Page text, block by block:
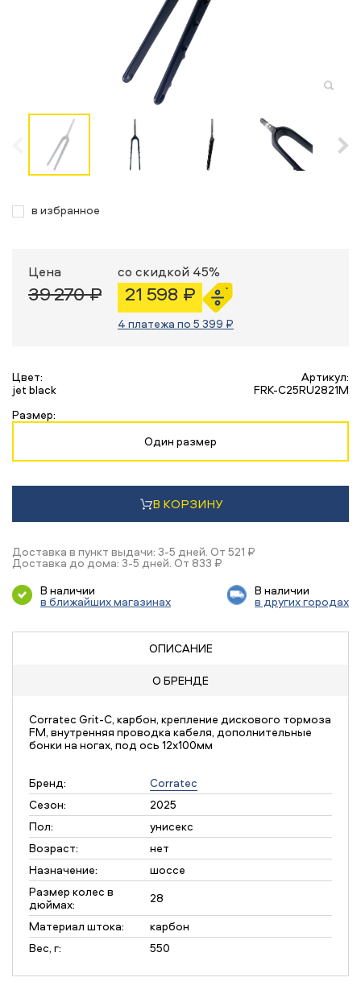
в избранное
Цена
39 270 ₽
со скидкой 45%
21 598 ₽
4 платежа по 5 399 ₽
Цвет:
jet black
Артикул:
FRK-C25RU2821M
Размер:
Один размер
В КОРЗИНУ
Доставка в пункт выдачи: 3-5 дней. От 521 ₽
Доставка до дома: 3-5 дней. От 833 ₽
В наличии
в ближайших магазинах
В наличии
в других городах
ОПИСАНИЕ
О БРЕНДЕ
Corratec Grit-C, карбон, крепление дискового тормоза
FM, внутренняя проводка кабеля, дополнительные
бонки на ногах, под ось 12х100мм
Бренд:
Corratec
Сезон:
2025
Пол:
унисекс
Возраст:
нет
Назначение:
шоссе
Размер колес в
дюймах:
28
Материал штока:
карбон
Вес, г:
550